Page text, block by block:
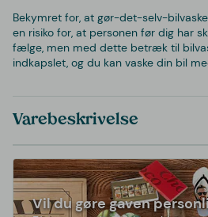
Bekymret for, at gør-det-selv-
en risiko for, at personen før dig har
fælge, men med dette betræk til
indkapslet, og du kan vaske din bil
Varebeskrivelse
Vil du gøre gaven